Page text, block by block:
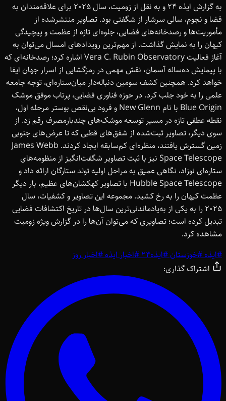
به گزارش ایذه 24 و به نقل از زومیت، سال 2025 برای علاقه‌مندان به
فضا و نجوم، سالی سرشار از شگفتی بود. تصاویر منتشرشده از
مأموریت‌ها و رصدخانه‌های فضایی، جلوه‌ای تازه از عظمت و پیچیدگی
کیهان را به نمایش گذاشت. از مهم‌ترین رویدادهای امسال می‌توان به
آغاز فعالیت Vera C. Rubin Observatory اشاره کرد؛ رصدخانه‌ای که
با پیمایش ده‌ساله آسمان، نقش مهمی در رمزگشایی از اسرار جهان ایفا
خواهد کرد. همچنین کشف سومین دنباله‌دار میان‌ستاره‌ای، توجه جامعه
علمی را به خود جلب کرد. در حوزه فناوری فضایی، پرتاب موفق موشک
Blue Origin با نام New Glenn و فرود بی‌نقص بوستر مرحله اول،
نقطه عطفی تازه در مسیر توسعه موشک‌های چندبارمصرف رقم زد. از
سوی دیگر، تصاویر ثبت‌شده از شفق‌های قطبی که تا عرض‌های جنوبی
زمین گسترش یافتند، منظره‌ای کم‌سابقه ایجاد کردند. James Webb
Space Telescope نیز با ثبت تصاویر شگفت‌انگیز از منظومه‌های
ستاره‌ای نوزاد، نگاهی عمیق به مراحل اولیه تولد ستارگان ارائه داد و
Hubble Space Telescope با تصاویر کهکشان‌های عظیم، بار دیگر
عظمت کیهان را به رخ کشید. مجموعه این تصاویر و کشفیات، سال
2025 را به یکی از به‌یادماندنی‌ترین سال‌ها در تاریخ اکتشافات فضایی
تبدیل کرده است؛ تصاویری که می‌توان آن‌ها را در گزارش ویژه زومیت
مشاهده کرد.
#ایذه#خوزستان#ایذه24 #اخبار ایذه#اخبار روز
اشتراک گذاری: